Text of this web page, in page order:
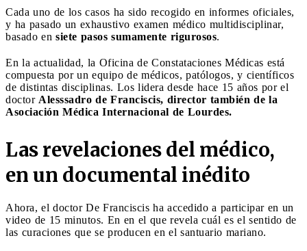
Cada uno de los casos ha sido recogido en informes oficiales,
y ha pasado un exhaustivo examen médico multidisciplinar,
basado en siete pasos sumamente rigurosos.
En la actualidad, la Oficina de Constataciones Médicas está
compuesta por un equipo de médicos, patólogos, y científicos
de distintas disciplinas. Los lidera desde hace 15 años por el
doctor Alesssadro de Franciscis, director también de la
Asociación Médica Internacional de Lourdes.
Las revelaciones del médico,
en un documental inédito
Ahora, el doctor De Franciscis ha accedido a participar en un
video de 15 minutos. En en el que revela cuál es el sentido de
las curaciones que se producen en el santuario mariano.